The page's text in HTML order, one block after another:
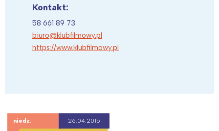
Kontakt:
58 661 89 73
biuro@klubfilmowy.pl
https://www.klubfilmowy.pl
niedz. 26.04.2015